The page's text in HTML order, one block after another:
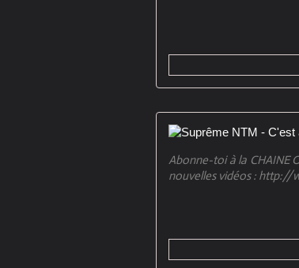
Abonne-toi à la CHAINE
nouvelles vidéos : http://